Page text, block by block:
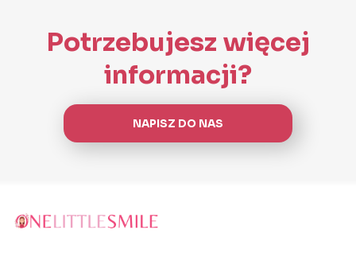
Potrzebujesz więcej
informacji?
NAPISZ DO NAS